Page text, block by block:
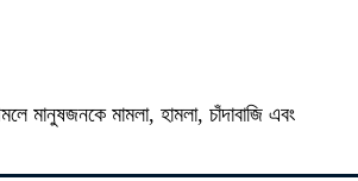
মানুষজনকে মামলা, হামলা, চাঁদাবাজি এবং